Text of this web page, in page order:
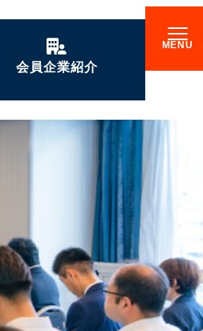
会員企業紹介
GENKIな会員企業の
ご紹介